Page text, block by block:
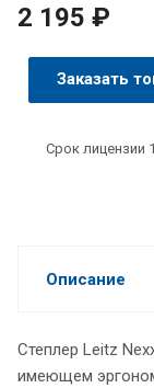
2 195 ₽
Заказать
Срок лицензии
Описание
Степлер Leitz
имеющем